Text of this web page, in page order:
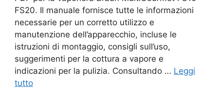
FS20. Il manuale fornisce tutte le informazioni
necessarie per un corretto utilizzo e
manutenzione dell’apparecchio, incluse le
istruzioni di montaggio, consigli sull’uso,
suggerimenti per la cottura a vapore e
indicazioni per la pulizia. Consultando … Leggi
tutto